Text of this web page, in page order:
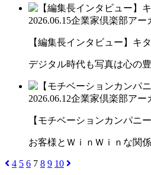
2026.06.15企業家倶楽部アー
【編集長インタビュー】
デジタル時代も写真は心の
2026.06.12企業家倶楽部アー
【モチベーションカンパニ
お客様とＷｉｎＷｉｎな関
4 5 6 7 8 9 10